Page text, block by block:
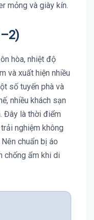
mỏng và giày kín.
hòa, nhiệt độ
và xuất hiện nhiều
số tuyến phà và
nhiều khách sạn
Đây là thời điểm
nghiệm không
chuẩn bị áo
chống ẩm khi di